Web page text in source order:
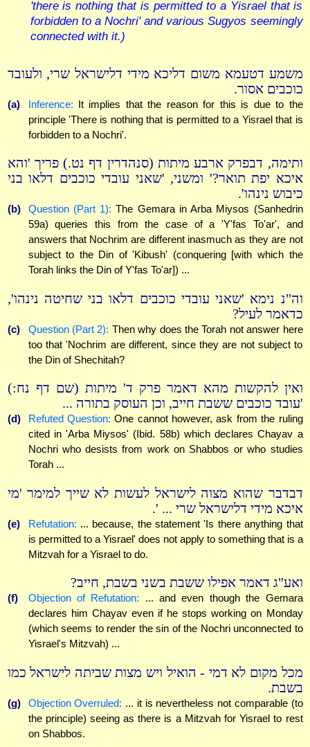
'there is nothing that is permitted to a Yisrael that is
forbidden to a Nochri' and various Sugyos seemingly
connected with it.)
משמע דטעמא משום דליכא מידי דלישראל שרי, ולעובד
כוכבים אסור.
(a) Inference: It implies that the reason for this is due to the
principle 'There is nothing that is permitted to a Yisrael that is
forbidden to a Nochri'.
ותימה, דבפרק ארבע מיתות (סנהדרין דף נט.) פריך 'והא
איכא יפת תואר?' ומשני, 'שאני עובדי כוכבים דלאו בני
כיבוש נינהו'.
(b) Question (Part 1): The Gemara in Arba Miysos (Sanhedrin
59a) queries this from the case of a 'Y'fas To'ar', and
answers that Nochrim are different inasmuch as they are not
subject to the Din of 'Kibush' (conquering [with which the
Torah links the Din of Y'fas To'ar]) ...
וה"נ נימא 'שאני עובדי כוכבים דלאו בני שחיטה נינהו',
כדאמר לעיל?
(c) Question (Part 2): Then why does the Torah not answer here
too that 'Nochrim are different, since they are not subject to
the Din of Shechitah?
ואין להקשות מהא דאמר פרק ד' מיתות (שם דף נח:)
'עובד כוכבים ששבת חייב, וכן העוסק בתורה ...
(d) Refuted Question: One cannot however, ask from the ruling
cited in 'Arba Miysos' (Ibid. 58b) which declares Chayav a
Nochri who desists from work on Shabbos or who studies
Torah ...
דבדבר שהוא מצוה לישראל לעשות לא שייך למימר 'מי
איכא מידי דלישראל שרי ... '.
(e) Refutation: ... because, the statement 'Is there anything that
is permitted to a Yisrael' does not apply to something that is a
Mitzvah for a Yisrael to do.
ואע"ג דאמר אפילו ששבת בשני בשבת, חייב?
(f) Objection of Refutation: ... and even though the Gemara
declares him Chayav even if he stops working on Monday
(which seems to render the sin of the Nochri unconnected to
Yisrael's Mitzvah) ...
מכל מקום לא דמי - הואיל ויש מצות שביתה לישראל כמו
בשבת.
(g) Objection Overruled: ... it is nevertheless not comparable (to
the principle) seeing as there is a Mitzvah for Yisrael to rest
on Shabbos.